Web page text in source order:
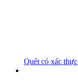
Quét có xác thực